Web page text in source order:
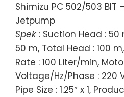
Shimizu PC 502/503 BIT –
Jetpump
Spek : Suction Head :
50 m, Total Head : 100
Rate : 100 Liter/min,
Voltage/Hz/Phase : 220
Pipe Size : 1.25″ x 1,